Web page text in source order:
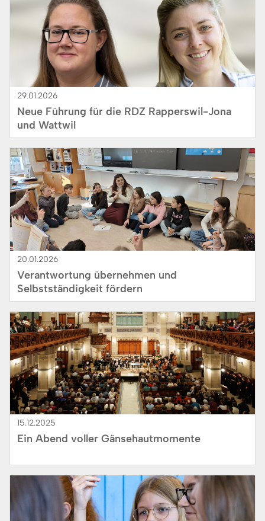
29.01.2026
Neue Führung für die RDZ Rapperswil-Jona
und Wattwil
Bild
20.01.2026
Verantwortung übernehmen und
Selbstständigkeit fördern
Bild
15.12.2025
Ein Abend voller Gänsehautmomente